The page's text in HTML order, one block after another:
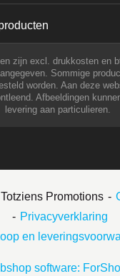
zijn excl. drukkosten en
Sommige
worden. Aan deze
Afbeeldingen
levering aan particulieren.
Promotions
Privacyverklaring
en
software: